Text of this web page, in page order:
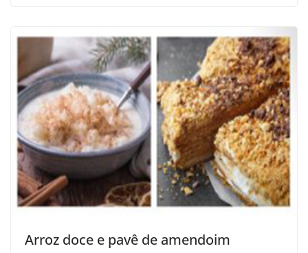
Arroz doce e pavê de amendoim